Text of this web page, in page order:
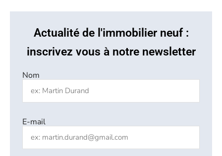
Actualité de l'immobilier neuf :
inscrivez vous à notre newsletter
Nom
E-mail